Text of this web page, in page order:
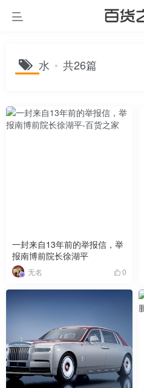
水 共26篇
一封来自13年前的举报信，举
报南博前院长徐湖平
无名 0